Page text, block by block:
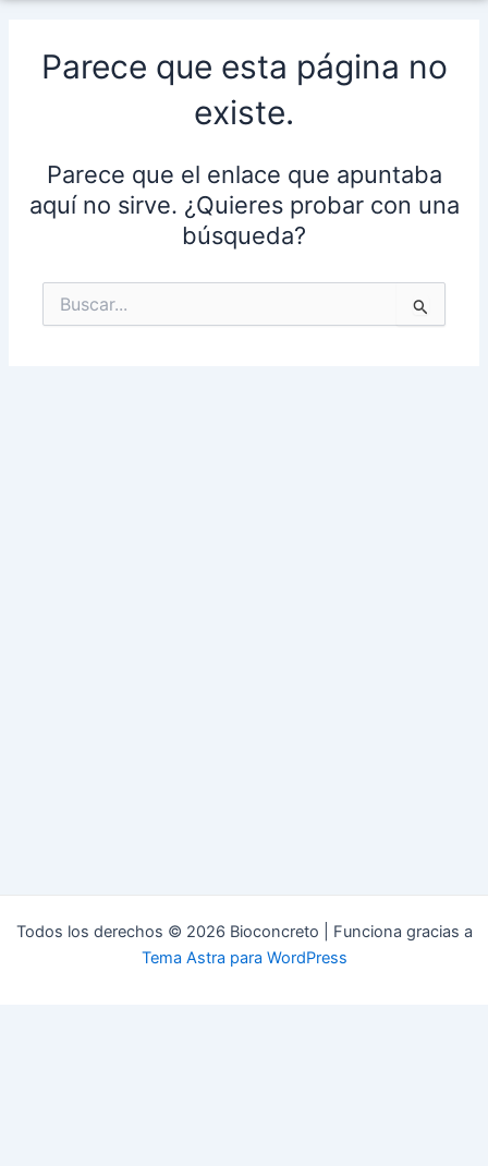
Parece que esta página no
existe.
Parece que el enlace que apuntaba
aquí no sirve. ¿Quieres probar con una
búsqueda?
Buscar
por:
Todos los derechos © 2026 Bioconcreto | Funciona gracias a
Tema Astra para WordPress